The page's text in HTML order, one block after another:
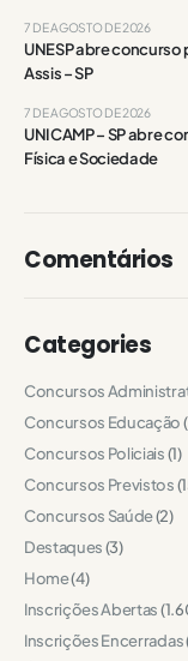
UNESP abre
Assis – SP
7 DE AGOSTO DE 2026
UNICAMP – SP abre
Física e Sociedade
7 DE AGOSTO DE 2026
Comentários
Categories
Concursos
Concursos Educação
Concursos Policiais(1)
Concursos Previstos
Concursos Saúde(2)
Destaques(3)
Home(4)
Inscrições Abertas
Inscrições Encerradas